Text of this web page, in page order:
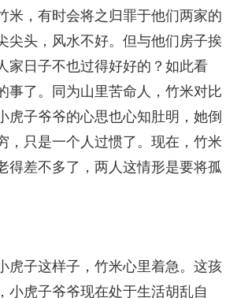
米，有时会将之归罪于他们两家的
尖头，风水不好。但与他们房子挨
家日子不也过得好好的？如此看
事了。同为山里苦命人，竹米对比
虎子爷爷的心思也心知肚明，她倒
，只是一个人过惯了。现在，竹米
得差不多了，两人这情形是要将孤
虎子这样子，竹米心里着急。这孩
小虎子爷爷现在处于生活胡乱自